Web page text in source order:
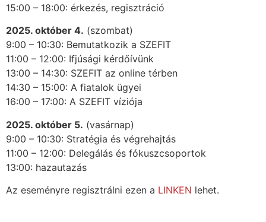
15:00 – 18:00: érkezés, regisztráció
2025. október 4. (szombat)
9:00 – 10:30: Bemutatkozik a SZEFIT
11:00 – 12:00: Ifjúsági kérdőívünk
13:00 – 14:30: SZEFIT az online térben
14:30 – 15:00: A fiatalok ügyei
16:00 – 17:00: A SZEFIT víziója
2025. október 5. (vasárnap)
9:00 – 10:30: Stratégia és végrehajtás
11:00 – 12:00: Delegálás és fókuszcsoportok
13:00: hazautazás
Az eseményre regisztrálni ezen a LINKEN lehet.